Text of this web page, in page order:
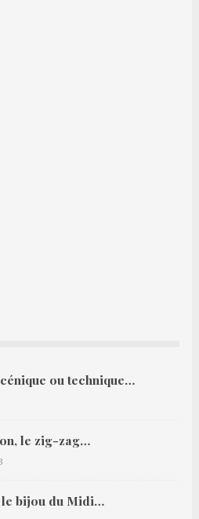
ou technique…
le zig-zag…
bijou du Midi…